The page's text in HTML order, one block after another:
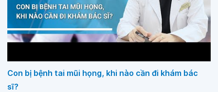
Con bị bệnh tai mũi họng, khi nào cần đi khám bác
sĩ?